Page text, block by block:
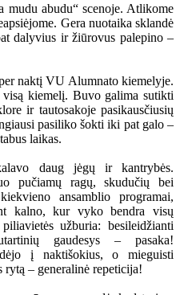
mudu abudu“ scenoje. Atlikome
Gera nuotaika sklandė
dalyvius ir žiūrovus palepino –
naktį VU Alumnato kiemelyje.
kiemelį. Buvo galima sutikti
ir tautosakoje pasikausčiusių
pasiliko šokti iki pat galo –
laikas.
daug jėgų ir kantrybės.
pučiamų ragų, skudučių bei
ansamblio programai,
kalno, kur vyko bendra visų
užburia: besileidžianti
gaudesys – pasaka!
į naktišokius, o mieguisti
– generalinė repeticija!